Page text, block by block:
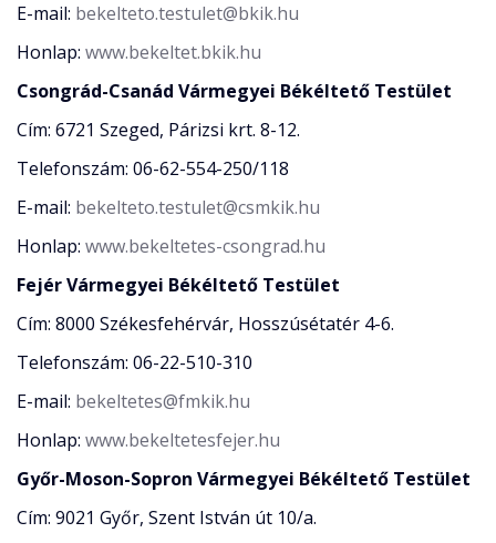
E-mail: bekelteto.testulet@bkik.hu
Honlap: www.bekeltet.bkik.hu
Csongrád-Csanád Vármegyei Békéltető Testület
Cím: 6721 Szeged, Párizsi krt. 8-12.
Telefonszám: 06-62-554-250/118
E-mail: bekelteto.testulet@csmkik.hu
Honlap: www.bekeltetes-csongrad.hu
Fejér Vármegyei Békéltető Testület
Cím: 8000 Székesfehérvár, Hosszúsétatér 4-6.
Telefonszám: 06-22-510-310
E-mail: bekeltetes@fmkik.hu
Honlap: www.bekeltetesfejer.hu
Győr-Moson-Sopron Vármegyei Békéltető Testület
Cím: 9021 Győr, Szent István út 10/a.